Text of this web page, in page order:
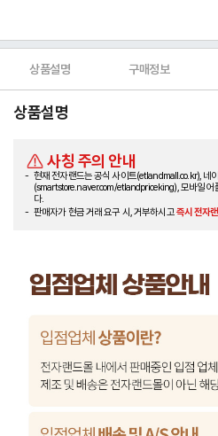
상품설명 구매정보
상품설명
사칭 주의 안내
현재 전자랜드는 공식 사이트(etlandmall.co.kr), 네
(smartstore.naver.com/etlandpriceking), 모바일 어
다.
판매자가 현금 거래 요구 시, 거부하시고즉시 전자